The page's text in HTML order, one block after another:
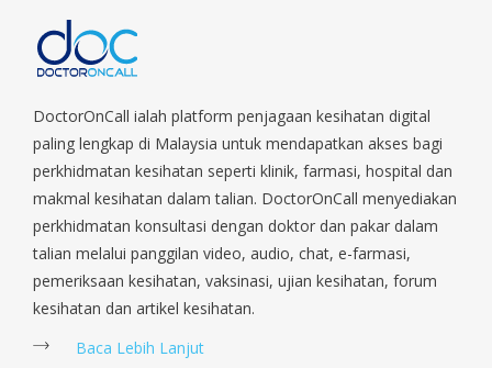
Parade, Marina, Macpherson, Mandai, Newton, Novena,
Orchard, Pasir Ris, Punggol, Potong Pasir, Paya Lebar,
Sengkang, Serangoon, Serangoon Rd, Seletar, Tampines, Toa
Payoh, Tanjong Pagar, Telok Blangah, Tanglin, Thomson, Tuas,
Tengah, Upper East Coast, Upper Bukit Timah, Upper Thomson,
Woodlands, West Coast, Yishun, Yio Chu Kang.
DoctorOnCall ialah platform penjagaan kesihatan digital
paling lengkap di Malaysia untuk mendapatkan akses bagi
perkhidmatan kesihatan seperti klinik, farmasi, hospital dan
makmal kesihatan dalam talian. DoctorOnCall menyediakan
perkhidmatan konsultasi dengan doktor dan pakar dalam
talian melalui panggilan video, audio, chat, e-farmasi,
pemeriksaan kesihatan, vaksinasi, ujian kesihatan, forum
kesihatan dan artikel kesihatan.
Baca Lebih Lanjut